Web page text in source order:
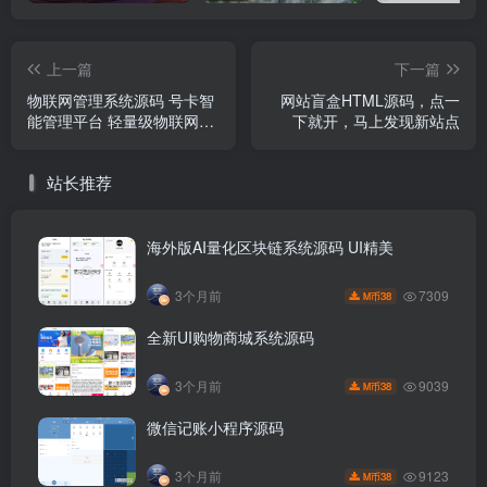
上一篇
物联网管理系统源码 号卡智
能管理平台 轻量级物联网综
下一篇
网站盲盒HTML源码，点一
下就开，马上发现新站点
站长推荐
海外版AI量化区块链系统源码 UI精美
3个月前 M币38 7309
全新UI购物商城系统源码
3个月前 M币38 9039
微信记账小程序源码
3个月前 M币38 9123